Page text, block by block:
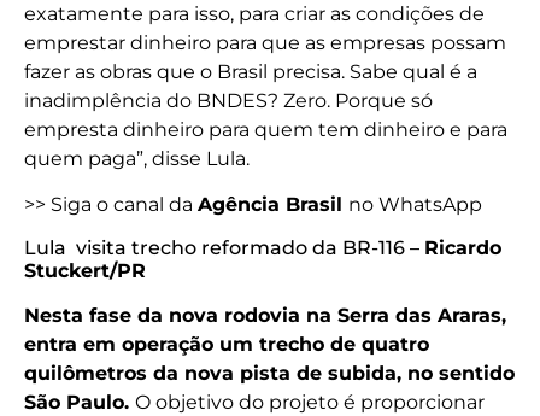
exatamente para isso, para criar as condições de
emprestar dinheiro para que as empresas possam
fazer as obras que o Brasil precisa. Sabe qual é a
inadimplência do BNDES? Zero. Porque só
empresta dinheiro para quem tem dinheiro e para
quem paga”, disse Lula.
>> Siga o canal da Agência Brasil no WhatsApp
Lula visita trecho reformado da BR-116 – Ricardo
Stuckert/PR
Nesta fase da nova rodovia na Serra das Araras,
entra em operação um trecho de quatro
quilômetros da nova pista de subida, no sentido
São Paulo. O objetivo do projeto é proporcionar